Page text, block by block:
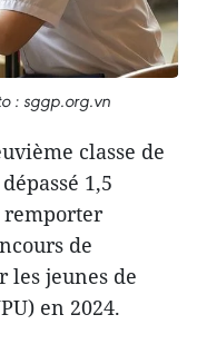
: sggp.org.vn
classe de
1,5
remporter
de
les jeunes de
en 2024.